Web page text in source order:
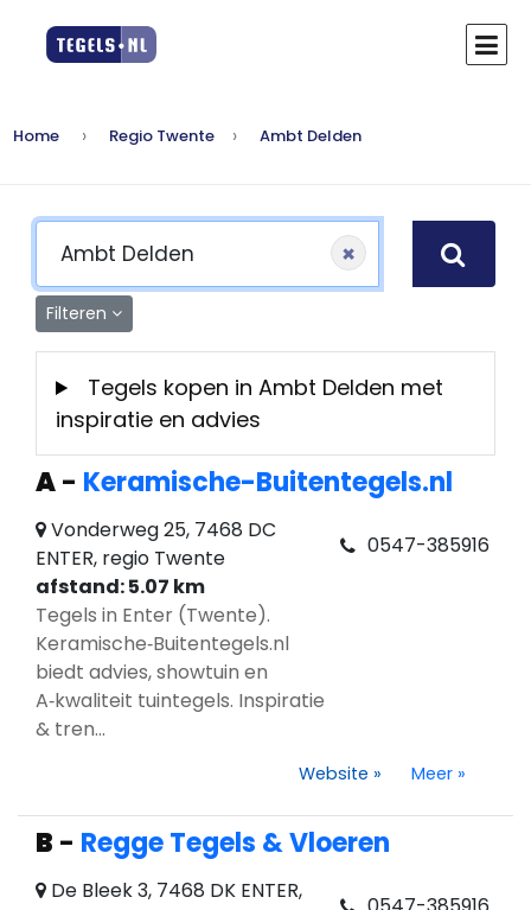
Home Regio Twente Ambt Delden
×
Filteren
Tegels kopen in Ambt Delden met
inspiratie en advies
A- Keramische-Buitentegels.nl
Vonderweg 25, 7468 DC
ENTER, regio Twente
afstand: 5.07 km
Tegels in Enter (Twente).
Keramische‑Buitentegels.nl
biedt advies, showtuin en
A‑kwaliteit tuintegels. Inspiratie
& tren...
0547-385916
Website » Meer »
B - Regge Tegels & Vloeren
De Bleek 3, 7468 DK ENTER,